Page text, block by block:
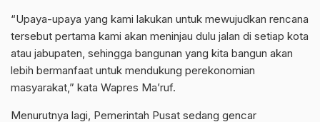
“Upaya-upaya yang kami lakukan untuk mewujudkan rencana
tersebut pertama kami akan meninjau dulu jalan di setiap kota
atau jabupaten, sehingga bangunan yang kita bangun akan
lebih bermanfaat untuk mendukung perekonomian
masyarakat,” kata Wapres Ma’ruf.
Menurutnya lagi, Pemerintah Pusat sedang gencar